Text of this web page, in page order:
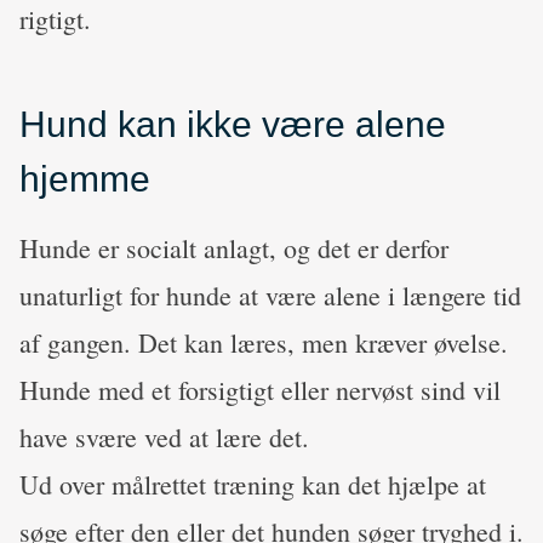
rigtigt.
Hund kan ikke være alene
hjemme
Hunde er socialt anlagt, og det er derfor
unaturligt for hunde at være alene i længere tid
af gangen. Det kan læres, men kræver øvelse.
Hunde med et forsigtigt eller nervøst sind vil
have svære ved at lære det.
Ud over målrettet træning kan det hjælpe at
søge efter den eller det hunden søger tryghed i.